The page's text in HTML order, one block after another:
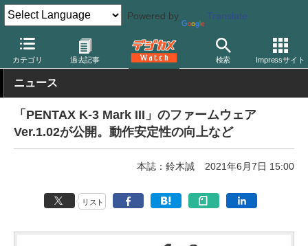
Powered by Translate
カテゴリ 過去記事 検索 Impressサイト
デジカメ Watch カメラ 一眼レフカメラ ペンタックス
ニュース
「PENTAX K-3 Mark III」のファームウェア
Ver.1.02が公開。動作安定性の向上など
本誌：鈴木誠 2021年6月7日 15:00
リスト